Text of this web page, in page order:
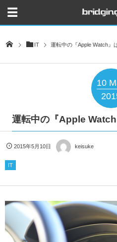
IT 運転中の『Apple Watch』
10
運転中の『Apple
2015年5月10日 keisuke
IT